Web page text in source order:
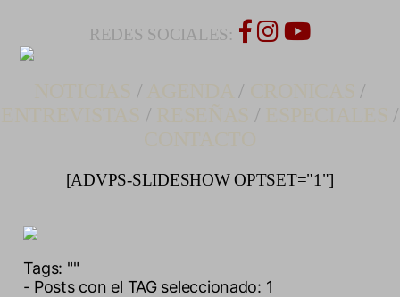
REDES SOCIALES:
/ /
/
/ /
/
[ADVPS-SLIDESHOW OPTSET="1"]
Tags: ""
- Posts con el TAG seleccionado: 1